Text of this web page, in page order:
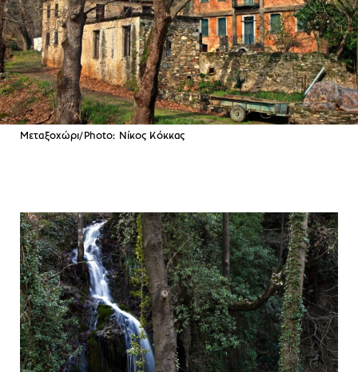
Μεταξοχώρι/Photo: Νίκος Κόκκας